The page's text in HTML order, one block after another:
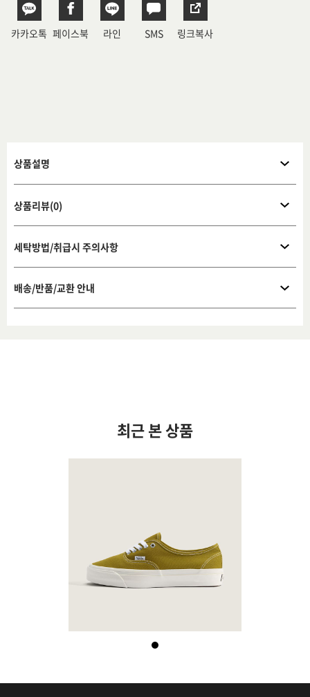
카카오톡 페이스북 라인 SMS 링크복사
상품설명
상품리뷰(0)
세탁방법/취급시 주의사항
배송/반품/교환 안내
최근 본 상품